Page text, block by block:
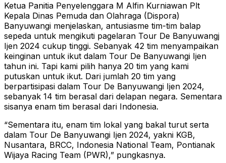
Ketua Panitia Penyelenggara M Alfin Kurniawan Plt
Kepala Dinas Pemuda dan Olahraga (Dispora)
Banyuwangi menjelaskan, antusiasme tim-tim balap
sepeda untuk mengikuti pagelaran Tour De Banyuwangj
Ijen 2024 cukup tinggi. Sebanyak 42 tim menyampaikan
keinginan untuk ikut dalam Tour De Banyuwangi Ijen
tahun ini. Tapi kami pilih hanya 20 tim yang kami
putuskan untuk ikut. Dari jumlah 20 tim yang
berpartisipasi dalam Tour De Banyuwangi Ijen 2024,
sebanyak 14 tim berasal dari delapan negara. Sementara
sisanya enam tim berasal dari Indonesia.
“Sementara itu, enam tim lokal yang bakal turut serta
dalam Tour De Banyuwangi Ijen 2024, yakni KGB,
Nusantara, BRCC, Indonesia National Team, Pontianak
Wijaya Racing Team (PWR),” pungkasnya.